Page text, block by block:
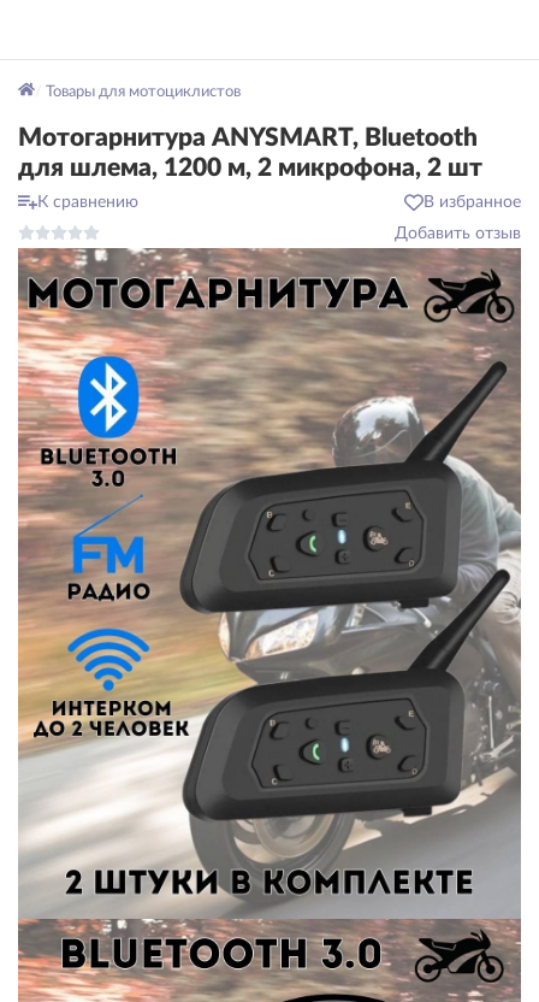
Товары для мотоциклистов
Мотогарнитура ANYSMART, Bluetooth
для шлема, 1200 м, 2 микрофона, 2 шт
К сравнению
В избранное
Добавить отзыв